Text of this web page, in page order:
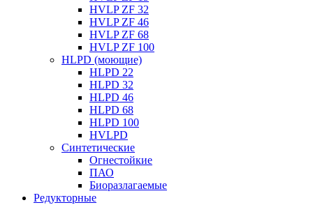
HVLP ZF 32
HVLP ZF 46
HVLP ZF 68
HVLP ZF 100
HLPD (моющие)
HLPD 22
HLPD 32
HLPD 46
HLPD 68
HLPD 100
HVLPD
Синтетические
Огнестойкие
ПАО
Биоразлагаемые
Редукторные